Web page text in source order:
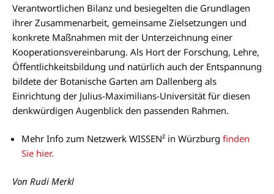
Verantwortlichen Bilanz und besiegelten die Grundlagen
ihrer Zusammenarbeit, gemeinsame Zielsetzungen und
konkrete Maßnahmen mit der Unterzeichnung einer
Kooperationsvereinbarung. Als Hort der Forschung, Lehre,
Öffentlichkeitsbildung und natürlich auch der Entspannung
bildete der Botanische Garten am Dallenberg als
Einrichtung der Julius-Maximilians-Universität für diesen
denkwürdigen Augenblick den passenden Rahmen.
Mehr Info zum Netzwerk WISSEN² in Würzburg finden
Sie hier.
Von Rudi Merkl